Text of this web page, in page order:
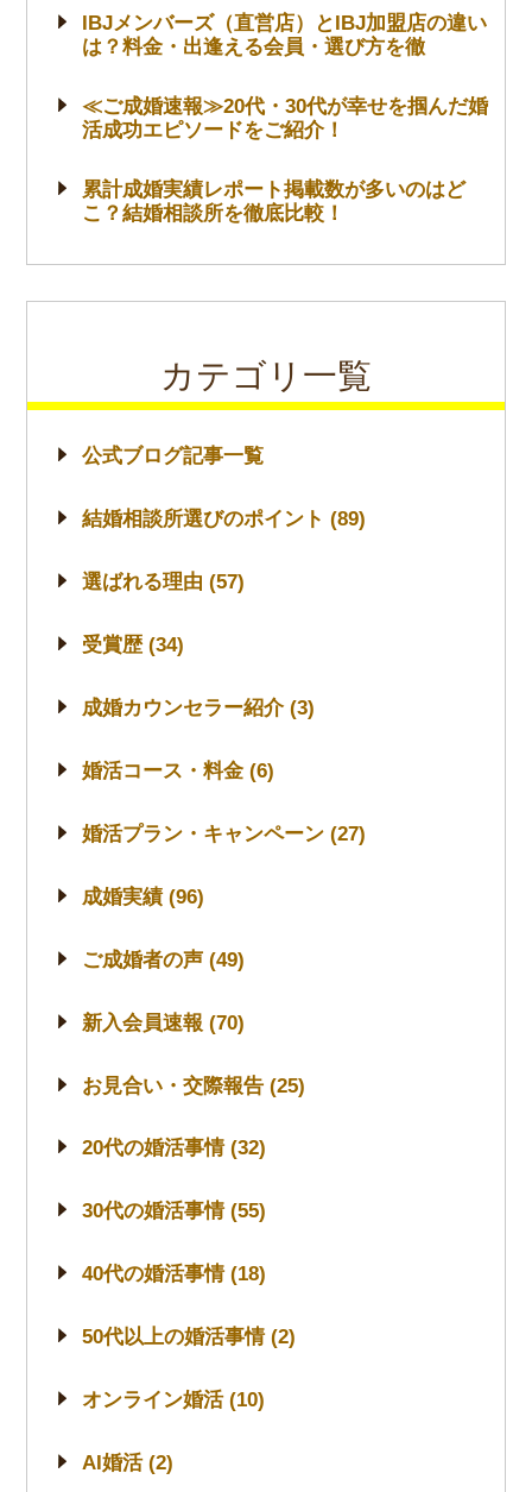
IBJメンバーズ（直営店）とIBJ加盟店の違い
は？料金・出逢える会員・選び方を徹
≪ご成婚速報≫20代・30代が幸せを掴んだ婚
活成功エピソードをご紹介！
累計成婚実績レポート掲載数が多いのはど
こ？結婚相談所を徹底比較！
カテゴリ一覧
公式ブログ記事一覧
結婚相談所選びのポイント (89)
選ばれる理由 (57)
受賞歴 (34)
成婚カウンセラー紹介 (3)
婚活コース・料金 (6)
婚活プラン・キャンペーン (27)
成婚実績 (96)
ご成婚者の声 (49)
新入会員速報 (70)
お見合い・交際報告 (25)
20代の婚活事情 (32)
30代の婚活事情 (55)
40代の婚活事情 (18)
50代以上の婚活事情 (2)
オンライン婚活 (10)
AI婚活 (2)